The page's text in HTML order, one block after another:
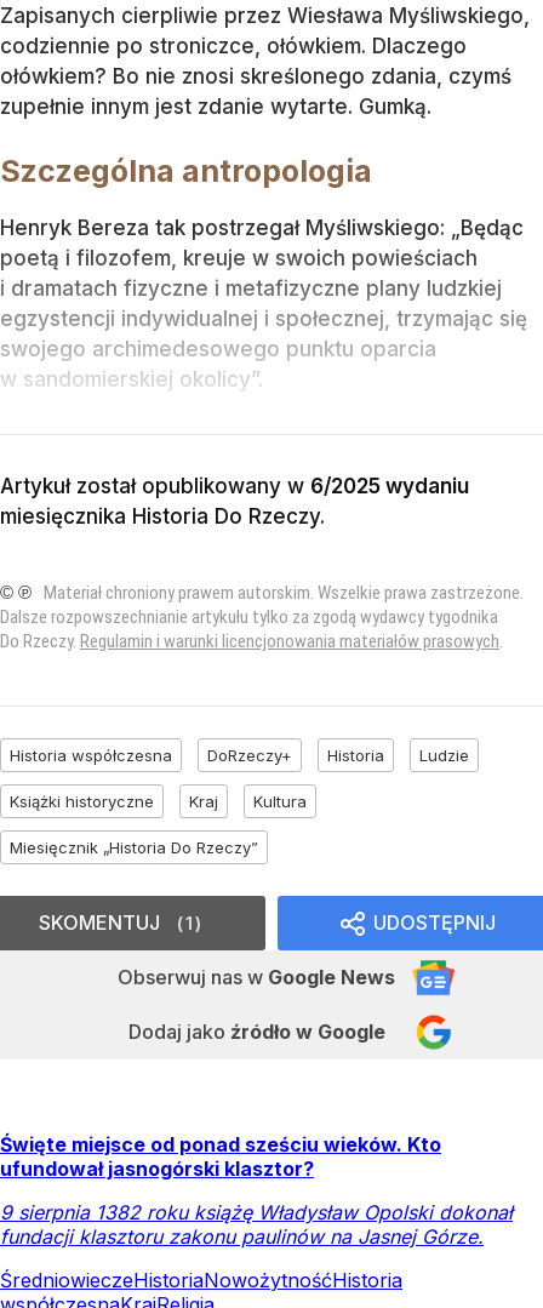
Zapisanych cierpliwie przez Wiesława Myśliwskiego,
codziennie po stroniczce, ołówkiem. Dlaczego
ołówkiem? Bo nie znosi skreślonego zdania, czymś
zupełnie innym jest zdanie wytarte. Gumką.
Szczególna antropologia
Henryk Bereza tak postrzegał Myśliwskiego: „Będąc
poetą i filozofem, kreuje w swoich powieściach
i dramatach fizyczne i metafizyczne plany ludzkiej
egzystencji indywidualnej i społecznej, trzymając się
swojego archimedesowego punktu oparcia
w sandomierskiej okolicy”.
Artykuł został opublikowany w 6/2025 wydaniu
miesięcznika Historia Do Rzeczy.
© ℗ Materiał chroniony prawem autorskim. Wszelkie prawa zastrzeżone.
Dalsze rozpowszechnianie artykułu tylko za zgodą wydawcy tygodnika
Do Rzeczy. Regulamin i warunki licencjonowania materiałów prasowych.
Historia współczesna DoRzeczy+ Historia Ludzie
Książki historyczne Kraj Kultura
Miesięcznik „Historia Do Rzeczy”
UDOSTĘPNIJ
Obserwuj nas w Google News
Dodaj jako źródło w Google
SKOMENTUJ 1
Święte miejsce od ponad sześciu wieków. Kto
ufundował jasnogórski klasztor?
9 sierpnia 1382 roku książę Władysław Opolski dokonał
fundacji klasztoru zakonu paulinów na Jasnej Górze.
ŚredniowieczeHistoriaNowożytnośćHistoria